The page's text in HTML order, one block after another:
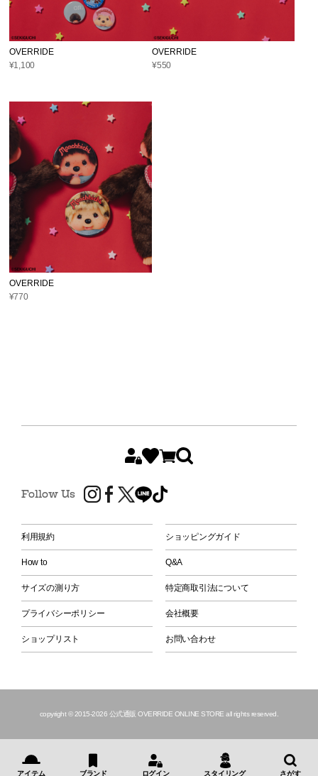
OVERRIDE
¥1,100
OVERRIDE
¥550
OVERRIDE
¥770
Follow Us
利用規約 ショッピングガイド
How to Q&A
サイズの測り方 特定商取引法について
プライバシーポリシー 会社概要
ショップリスト お問い合わせ
copyright © 2015-2026 公式通販 OVERRIDE ONLINE STORE all rights reserved.
アイテム ブランド ログイン スタイリング さがす